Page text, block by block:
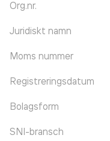
Org.nr.
Juridiskt namn
Moms nummer
Registreringsdatum
Bolagsform
SNI-bransch